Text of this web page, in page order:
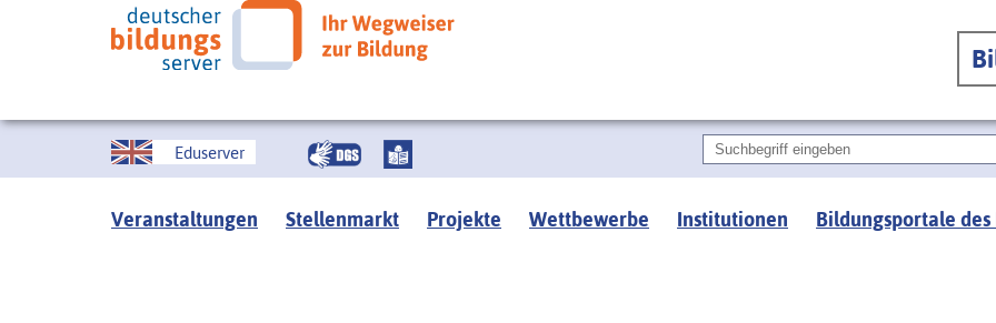
Eduserver
Veranstaltungen Stellenmarkt Projekte Wettbewerbe Institutionen Bildungsportale des